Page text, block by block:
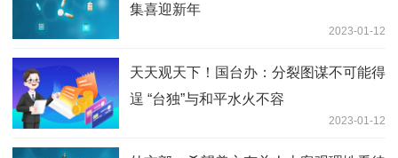
集喜迎新年
2023-01-12
天天观天下！国台办：分裂图谋不可能得
逞 “台独”与和平水火不容
2023-01-12